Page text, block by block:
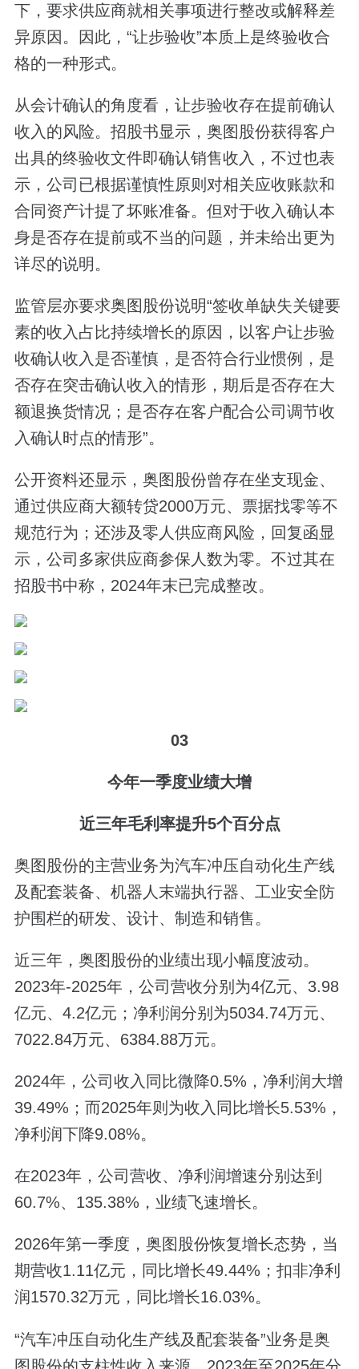
下，要求供应商就相关事项进行整改或解释差
异原因。因此，“让步验收”本质上是终验收合
格的一种形式。
从会计确认的角度看，让步验收存在提前确认
收入的风险。招股书显示，奥图股份获得客户
出具的终验收文件即确认销售收入，不过也表
示，公司已根据谨慎性原则对相关应收账款和
合同资产计提了坏账准备。但对于收入确认本
身是否存在提前或不当的问题，并未给出更为
详尽的说明。
监管层亦要求奥图股份说明“签收单缺失关键要
素的收入占比持续增长的原因，以客户让步验
收确认收入是否谨慎，是否符合行业惯例，是
否存在突击确认收入的情形，期后是否存在大
额退换货情况；是否存在客户配合公司调节收
入确认时点的情形”。
公开资料还显示，奥图股份曾存在坐支现金、
通过供应商大额转贷2000万元、票据找零等不
规范行为；还涉及零人供应商风险，回复函显
示，公司多家供应商参保人数为零。不过其在
招股书中称，2024年末已完成整改。
03
今年一季度业绩大增
近三年毛利率提升5个百分点
奥图股份的主营业务为汽车冲压自动化生产线
及配套装备、机器人末端执行器、工业安全防
护围栏的研发、设计、制造和销售。
近三年，奥图股份的业绩出现小幅度波动。
2023年-2025年，公司营收分别为4亿元、3.98
亿元、4.2亿元；净利润分别为5034.74万元、
7022.84万元、6384.88万元。
2024年，公司收入同比微降0.5%，净利润大增
39.49%；而2025年则为收入同比增长5.53%，
净利润下降9.08%。
在2023年，公司营收、净利润增速分别达到
60.7%、135.38%，业绩飞速增长。
2026年第一季度，奥图股份恢复增长态势，当
期营收1.11亿元，同比增长49.44%；扣非净利
润1570.32万元，同比增长16.03%。
“汽车冲压自动化生产线及配套装备”业务是奥
图股份的支柱性收入来源，2023年至2025年分